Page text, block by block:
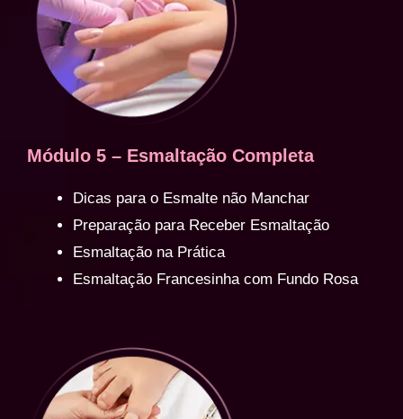
Módulo 5 – Esmaltação Completa
Dicas para o Esmalte não Manchar
Preparação para Receber Esmaltação
Esmaltação na Prática
Esmaltação Francesinha com Fundo Rosa